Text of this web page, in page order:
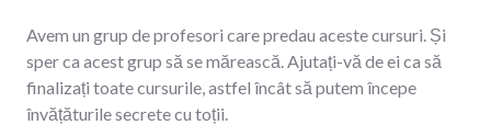
Avem un grup de profesori care predau aceste cursuri. Și
sper ca acest grup să se mărească. Ajutați-vă de ei ca să
finalizați toate cursurile, astfel încât să putem începe
învățăturile secrete cu toții.